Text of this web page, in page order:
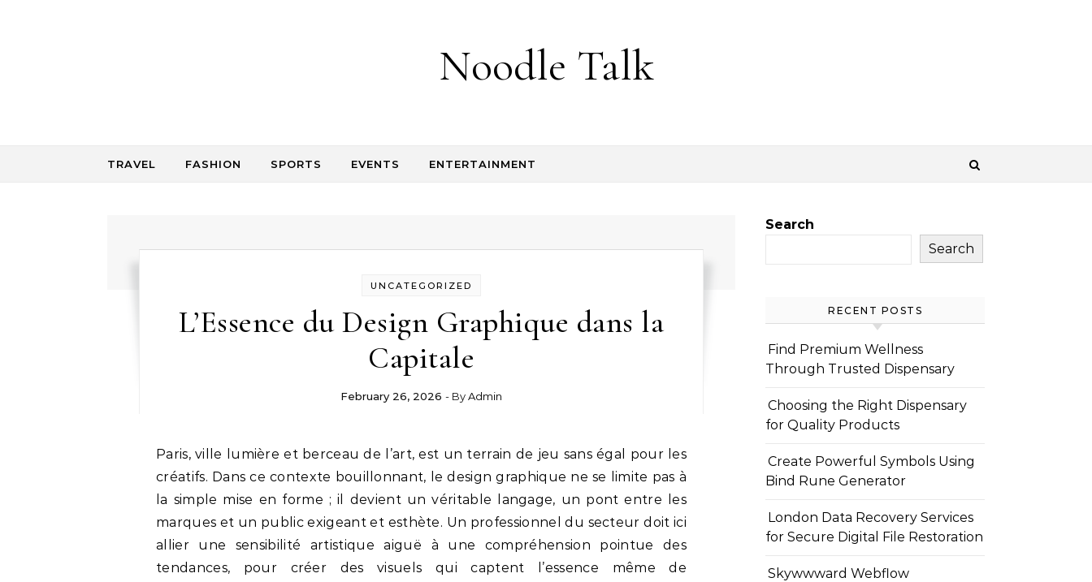
Noodle Talk
TRAVEL FASHION SPORTS EVENTS ENTERTAINMENT
UNCATEGORIZED
L’Essence du Design Graphique dans la
Capitale
February 26, 2026 - ByAdmin
Paris, ville lumière et berceau de l’art, est un terrain de jeu sans égal pour les
créatifs. Dans ce contexte bouillonnant, le design graphique ne se limite pas à
la simple mise en forme ; il devient un véritable langage, un pont entre les
marques et un public exigeant et esthète. Un professionnel du secteur doit ici
allier une sensibilité artistique aiguë à une compréhension pointue des
tendances, pour créer des visuels qui captent l’essence même de
Search
Search
RECENT POSTS
Find Premium Wellness
Through Trusted Dispensary
Choosing the Right Dispensary
for Quality Products
Create Powerful Symbols Using
Bind Rune Generator
London Data Recovery Services
for Secure Digital File Restoration
Skywwward Webflow